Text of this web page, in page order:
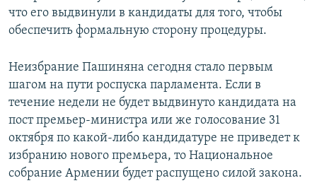
что его выдвинули в кандидаты для того, чтобы
обеспечить формальную сторону процедуры.
Неизбрание Пашиняна сегодня стало первым
шагом на пути роспуска парламента. Если в
течение недели не будет выдвинуто кандидата на
пост премьер-министра или же голосование 31
октября по какой-либо кандидатуре не приведет к
избранию нового премьера, то Национальное
собрание Армении будет распущено силой закона.